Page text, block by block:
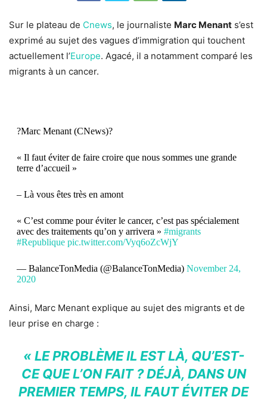
Sur le plateau de Cnews, le journaliste Marc Menant s’est
exprimé au sujet des vagues d’immigration qui touchent
actuellement l’Europe. Agacé, il a notamment comparé les
migrants à un cancer.
?Marc Menant (CNews)?
« Il faut éviter de faire croire que nous sommes une grande
terre d’accueil »
– Là vous êtes très en amont
« C’est comme pour éviter le cancer, c’est pas spécialement
avec des traitements qu’on y arrivera » #migrants
#Republique pic.twitter.com/Vyq6oZcWjY
— BalanceTonMedia (@BalanceTonMedia) November 24,
2020
Ainsi, Marc Menant explique au sujet des migrants et de
leur prise en charge :
« LE PROBLÈME IL EST LÀ, QU’EST-
CE QUE L’ON FAIT ? DÉJÀ, DANS UN
PREMIER TEMPS, IL FAUT ÉVITER DE